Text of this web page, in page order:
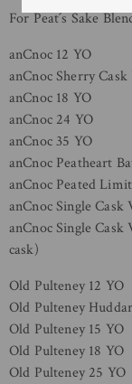
For Peat´s Sake
anCnoc 12 YO
anCnoc Sherry
anCnoc 18 YO
anCnoc 24 YO
anCnoc 35 YO
anCnoc Peatheart
anCnoc Peated
anCnoc Single Cask
anCnoc Single
cask)
Old Pulteney 12 YO
Old Pulteney
Old Pulteney 15 YO
Old Pulteney 18 YO
Old Pulteney 25 YO